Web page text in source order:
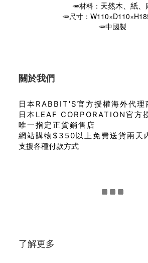
🥕材料： 天然木、紙、
🥕尺寸：
🥕中國製
關於我們
日本RABBIT'S官方授權海外代理
日本LEAF CORPORATION官方
唯一指定正貨銷售店
網站購物$350以上免費送貨兩天
支援各種付款方式
了解更多